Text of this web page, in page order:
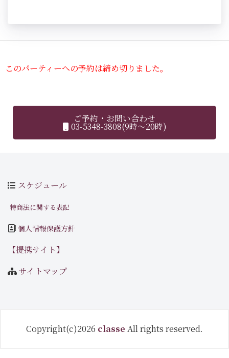
このパーティーへの予約は締め切りました。
ご予約・お問い合わせ
03-5348-3808(9時～20時)
スケジュール
特商法に関する表記
個人情報保護方針
【提携サイト】
サイトマップ
Copyright(c)2026 classe All rights reserved.